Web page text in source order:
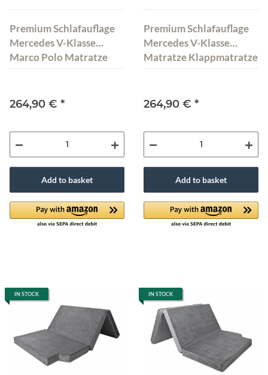
Premium Schlafauflage
Mercedes V-Klasse
Marco Polo Matratze
Bett 200x115x10
264,90 € *
Add to basket
Premium Schlafauflage
Mercedes V-Klasse
Matratze Klappmatratze
Bett 185x138x10 cm
264,90 € *
Add to basket
IN STOCK IN STOCK